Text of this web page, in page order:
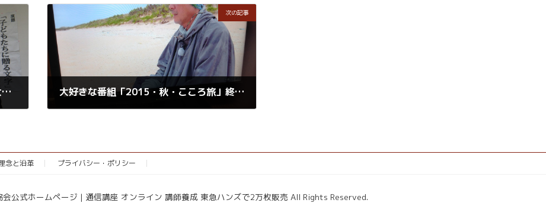
僕の楽筆教室では、毎回違うテーマで大切な人への贈りものを制作しています。
次の記事
大好きな番組「2015・秋・こころ旅」終わっちゃった
念と沿革 プライバシー・ポリシー
公式ホームページ | 通信講座 オンライン 講師養成 東急ハンズで2万枚販売 All Rights Reserved.